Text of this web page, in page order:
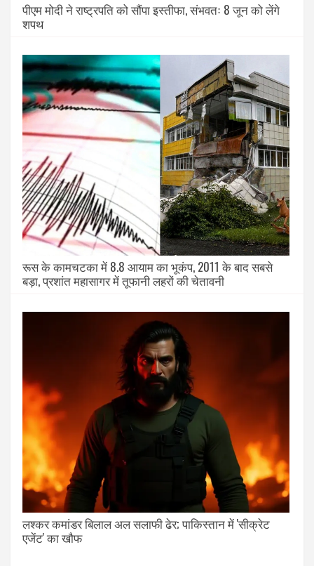
पीएम मोदी ने राष्ट्रपति को सौंपा इस्तीफा, संभवतः 8 जून को लेंगे
शपथ
रूस के कामचटका में 8.8 आयाम का भूकंप, 2011 के बाद सबसे
बड़ा, प्रशांत महासागर में तूफानी लहरों की चेतावनी
लश्कर कमांडर बिलाल अल सलाफी ढेर; पाकिस्तान में 'सीक्रेट
एजेंट' का खौफ